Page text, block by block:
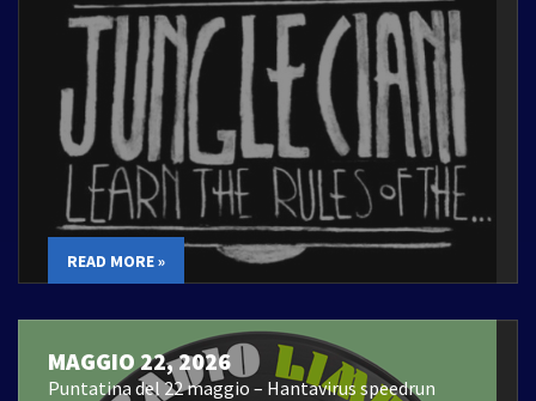
READ MORE »
MAGGIO 22, 2026
Puntatina del 22 maggio – Hantavirus speedrun